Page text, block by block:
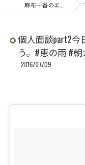
個人面談part2今
う。#恵の雨 #
2016/07/09